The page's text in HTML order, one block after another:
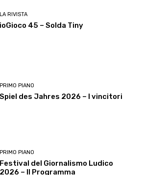
LA RIVISTA
ioGioco 45 – Solda Tiny
PRIMO PIANO
Spiel des Jahres 2026 – I vincitori
PRIMO PIANO
Festival del Giornalismo Ludico
2026 – Il Programma